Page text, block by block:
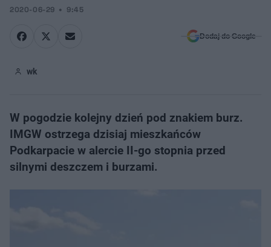
2020-06-29 9:45
Dodaj do Google
wk
W pogodzie kolejny dzień pod znakiem burz.
IMGW ostrzega dzisiaj mieszkańców
Podkarpacie w alercie II-go stopnia przed
silnymi deszczem i burzami.